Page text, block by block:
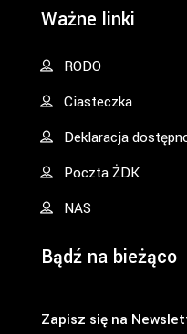
Ważne linki
RODO
Ciasteczka
Deklaracja
Poczta ŻDK
NAS
Bądź na bieżąco